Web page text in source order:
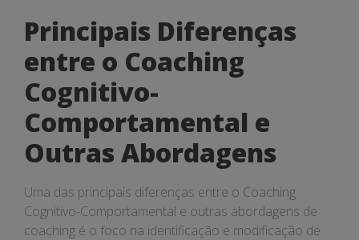
Principais Diferenças
entre o Coaching
Cognitivo-
Comportamental e
Outras Abordagens
Uma das principais diferenças entre o Coaching
Cognitivo-Comportamental e outras abordagens de
coaching é o foco na identificação e modificação de